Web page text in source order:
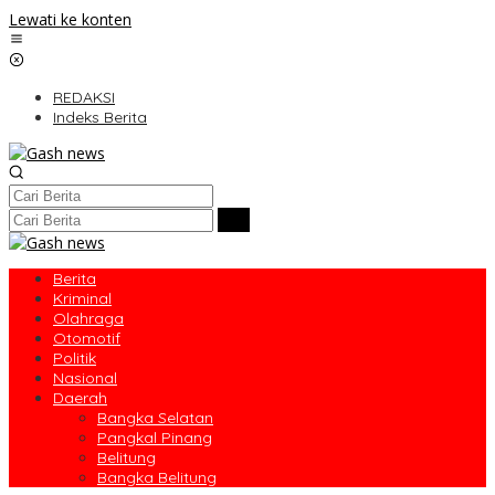
Lewati ke konten
REDAKSI
Indeks Berita
Berita
Kriminal
Olahraga
Otomotif
Politik
Nasional
Daerah
Bangka Selatan
Pangkal Pinang
Belitung
Bangka Belitung